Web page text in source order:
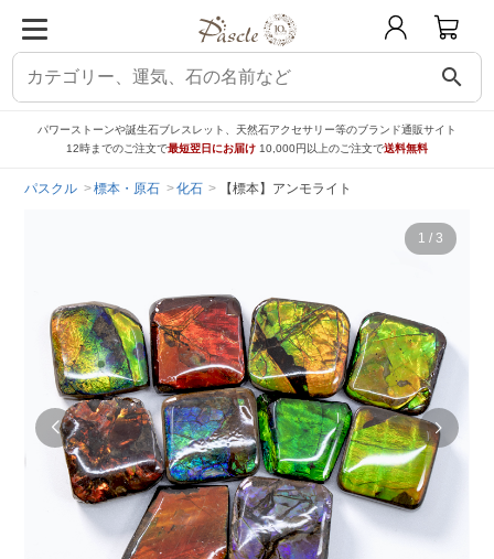
search
パワーストーンや誕生石ブレスレット、天然石アクセサリー等のブランド通販サイト
12時までのご注文で最短翌日にお届け 10,000円以上のご注文で送料無料
パスクル 標本・原石 化石 【標本】アンモライト
1 / 3